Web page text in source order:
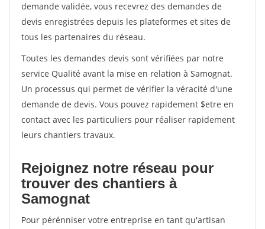
demande validée, vous recevrez des demandes de
devis enregistrées depuis les plateformes et sites de
tous les partenaires du réseau.
Toutes les demandes devis sont vérifiées par notre
service Qualité avant la mise en relation à Samognat.
Un processus qui permet de vérifier la véracité d'une
demande de devis. Vous pouvez rapidement $etre en
contact avec les particuliers pour réaliser rapidement
leurs chantiers travaux.
Rejoignez notre réseau pour
trouver des chantiers à
Samognat
Pour pérénniser votre entreprise en tant qu'artisan